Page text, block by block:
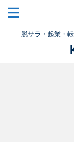
脱サラ・起業・